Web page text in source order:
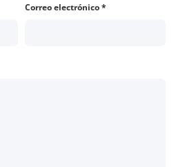
Correo electrónico*